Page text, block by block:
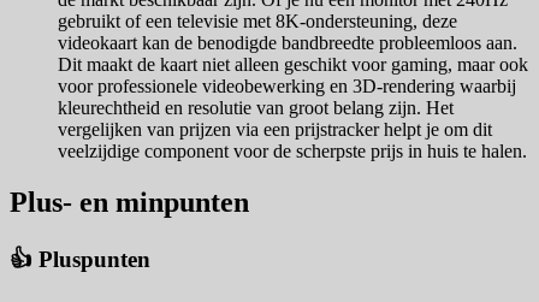
gebruikt of een televisie met 8K-ondersteuning, deze
videokaart kan de benodigde bandbreedte probleemloos aan.
Dit maakt de kaart niet alleen geschikt voor gaming, maar ook
voor professionele videobewerking en 3D-rendering waarbij
kleurechtheid en resolutie van groot belang zijn. Het
vergelijken van prijzen via een prijstracker helpt je om dit
veelzijdige component voor de scherpste prijs in huis te halen.
Plus- en minpunten
👍 Pluspunten